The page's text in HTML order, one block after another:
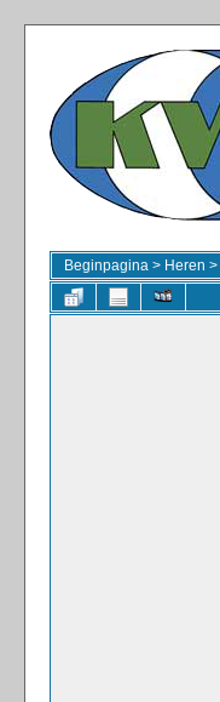
Beginpagina > Heren >